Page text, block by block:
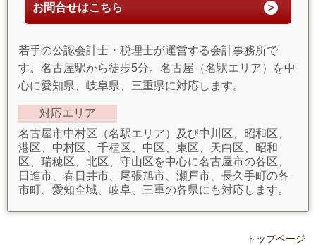
お問合せはこちら
若手の公認会計士・税理士が運営する会計事務所で
す。名古屋駅から徒歩5分。名古屋（名駅エリア）を中
心に愛知県、岐阜県、三重県に対応します。
対応エリア
名古屋市中村区（名駅エリア）及び中川区、昭和区、
港区、中村区、千種区、中区、東区、天白区、昭和
区、瑞穂区、北区、守山区を中心に名古屋市の各区、
日進市、春日井市、尾張旭市、瀬戸市、長久手町の各
市町、愛知全域、岐阜、三重の各県にも対応します。
トップページ